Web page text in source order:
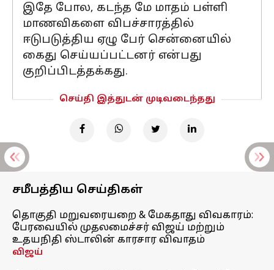
இதே போல, கடந்த மே மாதம் பள்ளி
மாணவிகளை விபச்சாரத்தில்
ஈடுபடுத்திய ஏழு பேர் சென்னையில்
கைது செய்யப்பட்டனர் என்பது
குறிப்பிடத்தக்கது.
செய்தி இத்துடன் முடிவடைந்தது
சமீபத்திய செய்திகள்
தொகுதி மறுவரையறை & மேகதாது விவகாரம்:
பேரவையில் முதலமைச்சர் விஜய் மற்றும்
உதயநிதி ஸ்டாலின் காரசார விவாதம்
விஜய்